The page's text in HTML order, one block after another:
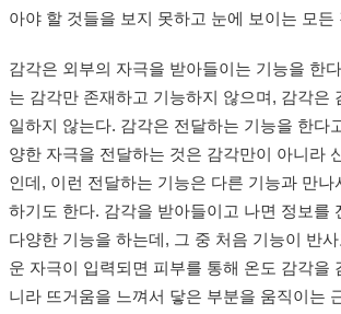
아야 할 것들을 보지 못하고 눈에 보이는 모든
감각은 외부의 자극을 받아들이는 기능을 한
는 감각만 존재하고 기능하지 않으며, 감각은
일하지 않는다. 감각은 전달하는 기능을 한다
양한 자극을 전달하는 것은 감각만이 아니라
인데, 이런 전달하는 기능은 다른 기능과 만나
하기도 한다. 감각을 받아들이고 나면 정보를
다양한 기능을 하는데, 그 중 처음 기능이 반
운 자극이 입력되면 피부를 통해 온도 감각을
니라 뜨거움을 느껴서 닿은 부분을 움직이는